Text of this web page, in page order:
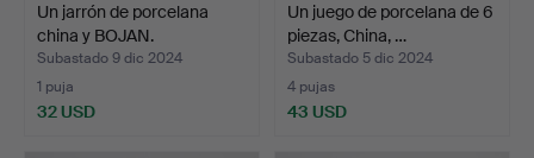
Un jarrón de porcelana
china y BOJAN.
Subastado 9 dic 2024
1 puja
32 USD
Un juego de porcelana de 6
piezas, China, …
Subastado 5 dic 2024
4 pujas
43 USD